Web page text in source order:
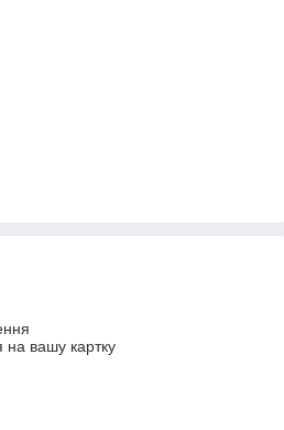
на вашу картку